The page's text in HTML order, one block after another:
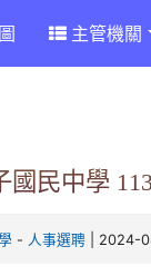
主管機關
國民中學
- 人事選聘 | 2024-